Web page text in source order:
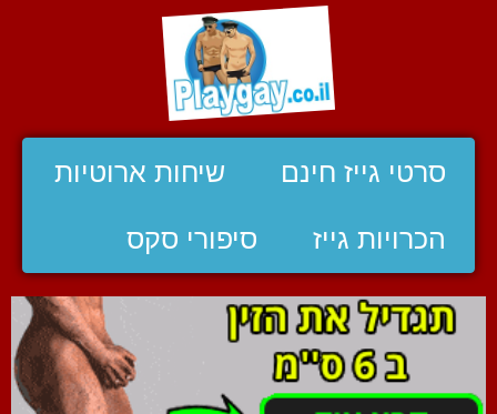
סרטי גייז חינם שיחות ארוטיות
הכרויות גייז סיפורי סקס